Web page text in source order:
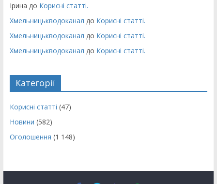
Ірина до Корисні статті.
Хмельницькводоканал до Корисні статті.
Хмельницькводоканал до Корисні статті.
Хмельницькводоканал до Корисні статті.
Категорії
Корисні статті (47)
Новини (582)
Оголошення (1 148)